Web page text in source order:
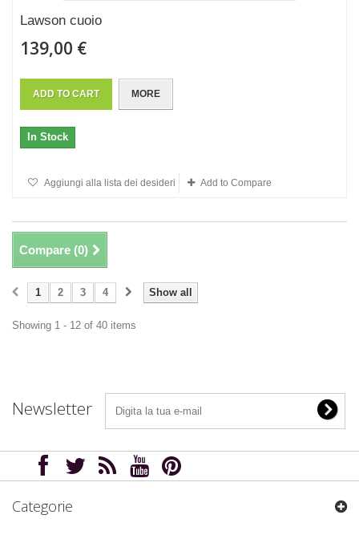
Lawson cuoio
139,00 €
ADD TO CART MORE
In Stock
Aggiungi alla lista dei desideri Add to Compare
Compare (0)
Show all
1 2 3 4
Showing 1 - 12 of 40 items
Newsletter
Categorie